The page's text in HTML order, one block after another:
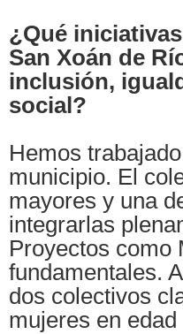
¿Qué
San Xoán de
inclusión,
social?
Hemos
municipio. El
mayores y una
integrarlas
Proyectos como
fundamentales.
dos colectivos
mujeres en edad